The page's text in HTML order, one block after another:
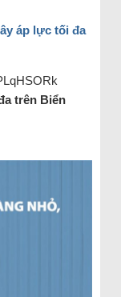
áp lực tối đa
trên Biển